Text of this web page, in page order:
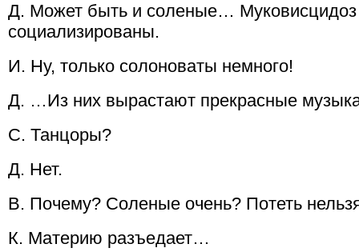
Д. Может быть и соленые… Муковисцидоз
социализированы.
И. Ну, только солоноваты немного!
Д. …Из них вырастают прекрасные
С. Танцоры?
Д. Нет.
В. Почему? Соленые очень? Потеть
К. Материю разъедает…